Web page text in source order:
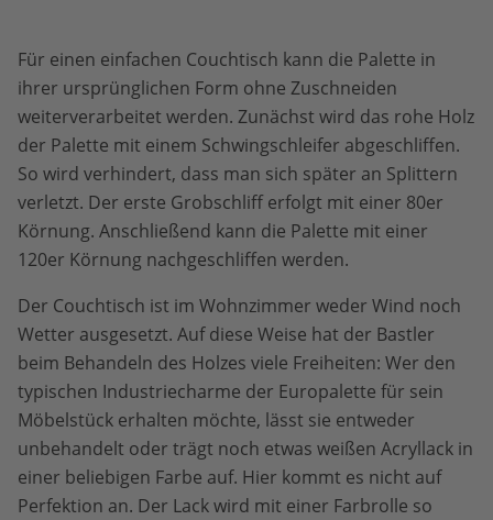
Für einen einfachen Couchtisch kann die Palette in
ihrer ursprünglichen Form ohne Zuschneiden
weiterverarbeitet werden. Zunächst wird das rohe Holz
der Palette mit einem Schwingschleifer abgeschliffen.
So wird verhindert, dass man sich später an Splittern
verletzt. Der erste Grobschliff erfolgt mit einer 80er
Körnung. Anschließend kann die Palette mit einer
120er Körnung nachgeschliffen werden.
Der Couchtisch ist im Wohnzimmer weder Wind noch
Wetter ausgesetzt. Auf diese Weise hat der Bastler
beim Behandeln des Holzes viele Freiheiten: Wer den
typischen Industriecharme der Europalette für sein
Möbelstück erhalten möchte, lässt sie entweder
unbehandelt oder trägt noch etwas weißen Acryllack in
einer beliebigen Farbe auf. Hier kommt es nicht auf
Perfektion an. Der Lack wird mit einer Farbrolle so